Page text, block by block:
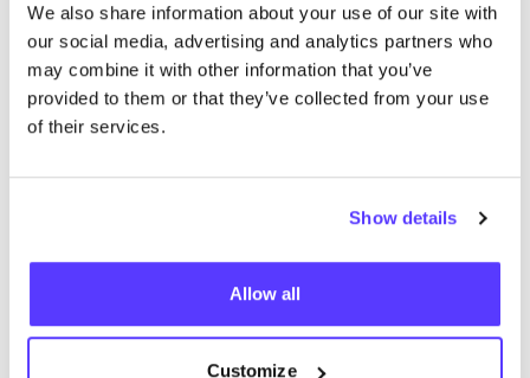
We also share information about your use of our site with
our social media, advertising and analytics partners who
may combine it with other information that you’ve
provided to them or that they’ve collected from your use
of their services.
Show details
Allow all
Customize
zoekcriteria.
Toon alle winkels